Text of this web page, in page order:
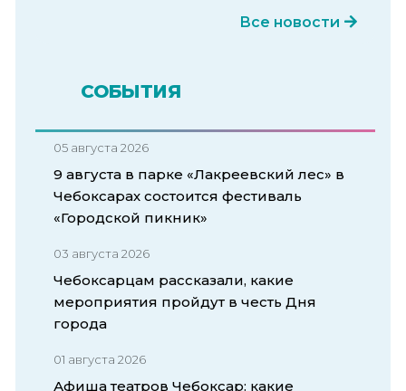
Все новости
СОБЫТИЯ
05 августа 2026
9 августа в парке «Лакреевский лес» в
Чебоксарах состоится фестиваль
«Городской пикник»
03 августа 2026
Чебоксарцам рассказали, какие
мероприятия пройдут в честь Дня
города
01 августа 2026
Афиша театров Чебоксар: какие